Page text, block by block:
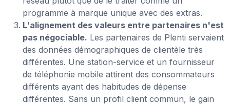
programme à marque unique avec des extras.
L'alignement des valeurs entre partenaires n'est
pas négociable. Les partenaires de Plenti servaient
des données démographiques de clientèle très
différentes. Une station-service et un fournisseur
de téléphonie mobile attirent des consommateurs
différents ayant des habitudes de dépense
différentes. Sans un profil client commun, le gain